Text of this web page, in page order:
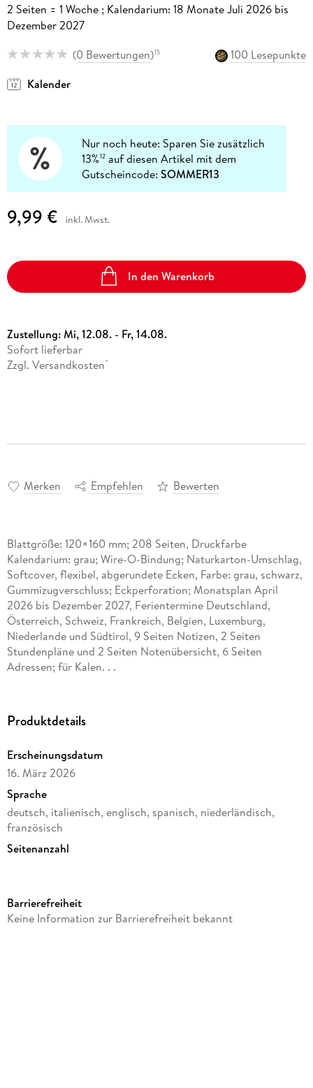
2 Seiten = 1 Woche ; Kalendarium: 18 Monate Juli 2026 bis
Dezember 2027
(0 Bewertungen)15
100 Lesepunkte
Kalender
Nur noch heute: Sparen Sie zusätzlich
13%12 auf diesen Artikel mit dem
Gutscheincode:SOMMER13
9,99 € inkl. Mwst.
In den Warenkorb
Zustellung:Mi, 12.08. - Fr, 14.08.
Sofort lieferbar
Zzgl. Versandkosten *
Merken Empfehlen Bewerten
Blattgröße: 120×160 mm; 208 Seiten, Druckfarbe
Kalendarium: grau; Wire-O-Bindung; Naturkarton-Umschlag,
Softcover, flexibel, abgerundete Ecken, Farbe: grau, schwarz,
Gummizugverschluss; Eckperforation; Monatsplan April
2026 bis Dezember 2027, Ferientermine Deutschland,
Österreich, Schweiz, Frankreich, Belgien, Luxemburg,
Niederlande und Südtirol, 9 Seiten Notizen, 2 Seiten
Stundenpläne und 2 Seiten Notenübersicht, 6 Seiten
Adressen; für Kalen. . .
Produktdetails
Erscheinungsdatum
16. März 2026
Sprache
deutsch, italienisch, englisch, spanisch, niederländisch,
französisch
Seitenanzahl
Kalender
Verlag/Hersteller
Barrierefreiheit
Keine Information zur Barrierefreiheit bekannt